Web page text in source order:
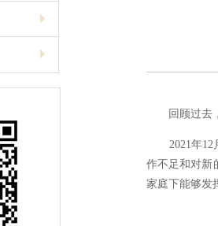
回顾过去，
2021年12月
作不足和对新
家庭下能够发